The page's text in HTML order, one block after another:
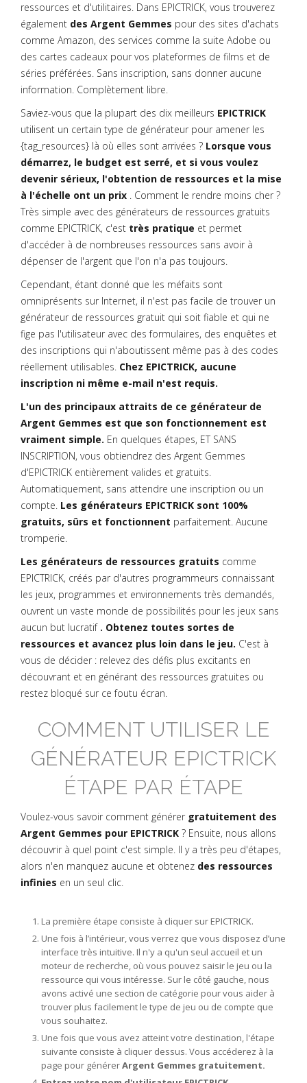
ressources et d'utilitaires. Dans EPICTRICK, vous trouverez
également des Argent Gemmes pour des sites d'achats
comme Amazon, des services comme la suite Adobe ou
des cartes cadeaux pour vos plateformes de films et de
séries préférées. Sans inscription, sans donner aucune
information. Complètement libre.
Saviez-vous que la plupart des dix meilleurs EPICTRICK
utilisent un certain type de générateur pour amener les
{tag_resources} là où elles sont arrivées ? Lorsque vous
démarrez, le budget est serré, et si vous voulez
devenir sérieux, l'obtention de ressources et la mise
à l'échelle ont un prix . Comment le rendre moins cher ?
Très simple avec des générateurs de ressources gratuits
comme EPICTRICK, c'est très pratique et permet
d'accéder à de nombreuses ressources sans avoir à
dépenser de l'argent que l'on n'a pas toujours.
Cependant, étant donné que les méfaits sont
omniprésents sur Internet, il n'est pas facile de trouver un
générateur de ressources gratuit qui soit fiable et qui ne
fige pas l'utilisateur avec des formulaires, des enquêtes et
des inscriptions qui n'aboutissent même pas à des codes
réellement utilisables. Chez EPICTRICK, aucune
inscription ni même e-mail n'est requis.
L'un des principaux attraits de ce générateur de
Argent Gemmes est que son fonctionnement est
vraiment simple. En quelques étapes, ET SANS
INSCRIPTION, vous obtiendrez des Argent Gemmes
d'EPICTRICK entièrement valides et gratuits.
Automatiquement, sans attendre une inscription ou un
compte. Les générateurs EPICTRICK sont 100%
gratuits, sûrs et fonctionnent parfaitement. Aucune
tromperie.
Les générateurs de ressources gratuits comme
EPICTRICK, créés par d'autres programmeurs connaissant
les jeux, programmes et environnements très demandés,
ouvrent un vaste monde de possibilités pour les jeux sans
aucun but lucratif . Obtenez toutes sortes de
ressources et avancez plus loin dans le jeu. C'est à
vous de décider : relevez des défis plus excitants en
découvrant et en générant des ressources gratuites ou
restez bloqué sur ce foutu écran.
COMMENT UTILISER LE
GÉNÉRATEUR EPICTRICK
ÉTAPE PAR ÉTAPE
Voulez-vous savoir comment générer gratuitement des
Argent Gemmes pour EPICTRICK ? Ensuite, nous allons
découvrir à quel point c'est simple. Il y a très peu d'étapes,
alors n'en manquez aucune et obtenez des ressources
infinies en un seul clic.
La première étape consiste à cliquer sur EPICTRICK.
Une fois à l’intérieur, vous verrez que vous disposez d’une
interface très intuitive. Il n'y a qu'un seul accueil et un
moteur de recherche, où vous pouvez saisir le jeu ou la
ressource qui vous intéresse. Sur le côté gauche, nous
avons activé une section de catégorie pour vous aider à
trouver plus facilement le type de jeu ou de compte que
vous souhaitez.
Une fois que vous avez atteint votre destination, l'étape
suivante consiste à cliquer dessus. Vous accéderez à la
page pour générerArgent Gemmes gratuitement.